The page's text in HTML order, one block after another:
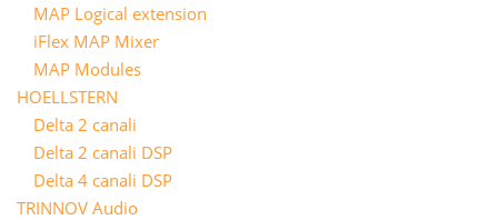
MAP Logical extension
iFlex MAP Mixer
MAP Modules
HOELLSTERN
Delta 2 canali
Delta 2 canali DSP
Delta 4 canali DSP
TRINNOV Audio